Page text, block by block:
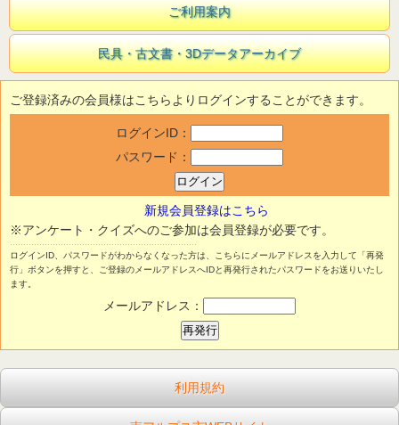
ご利用案内
民具・古文書・3Dデータアーカイブ
ご登録済みの会員様はこちらよりログインすることができます。
ログインID：
パスワード：
新規会員登録はこちら
※アンケート・クイズへのご参加は会員登録が必要です。
ログインID、パスワードがわからなくなった方は、こちらにメールアドレスを入力して「再発
行」ボタンを押すと、ご登録のメールアドレスへIDと再発行されたパスワードをお送りいたし
ます。
メールアドレス：
利用規約